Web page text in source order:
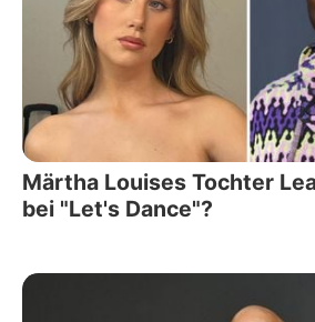
Märtha Louises Tochter
bei "Let's Dance"?